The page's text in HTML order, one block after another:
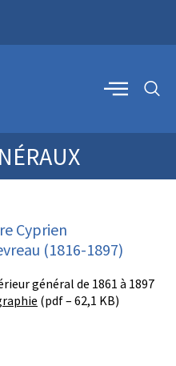
Cyprien
(1816-1897)
général de 1861 à 1897
(pdf – 62,1 KB)